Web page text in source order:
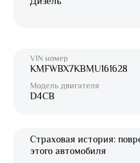
VIN номер
KMFWBX7KBMU161628
Модель двигателя
D4CB
Страховая история:
этого автомобиля